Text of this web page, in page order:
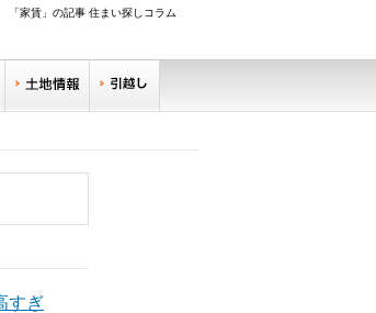
「家賃」の記事 住まい探しコラム
チ
すぎ